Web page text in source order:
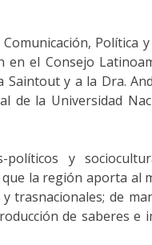
Política y
en el Consejo
Saintout y a la Dra.
de la Universidad
y
la región aporta al
trasnacionales; de
de saberes e